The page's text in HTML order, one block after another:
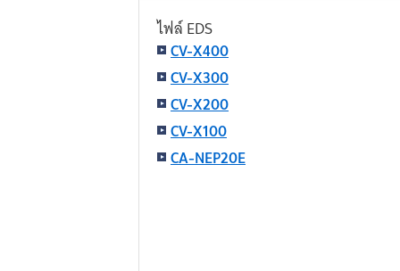
ไฟล์ EDS
CV-X400
CV-X300
CV-X200
CV-X100
CA-NEP20E